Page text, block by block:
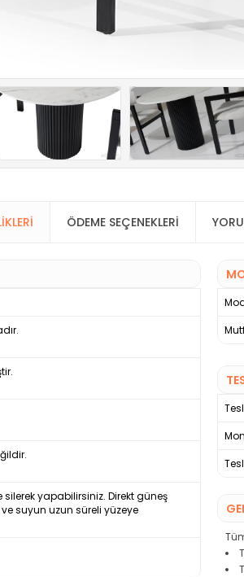
ÖDEME SEÇENEKLERI
silerek yapabilirsiniz. Direkt güneş
ve suyun uzun süreli yüzeye